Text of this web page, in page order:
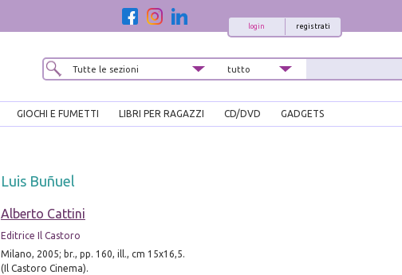
registrati
login
GIOCHI E FUMETTI LIBRI PER RAGAZZI CD/DVD GADGETS
Luis Buñuel
Alberto Cattini
Editrice Il Castoro
Milano, 2005; br., pp. 160, ill., cm 15x16,5.
(Il Castoro Cinema).